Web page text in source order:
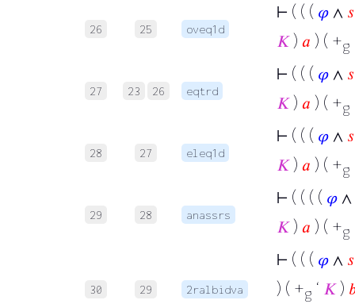
26 25 oveq1d
⊢ ( ( ( 𝜑 ∧ 𝑠
𝐾) 𝑎 ) ( +g
27 23 26 eqtrd
⊢ ( ( ( 𝜑 ∧ 𝑠
𝐾) 𝑎 ) ( +g
28 27 eleq1d
⊢ ( ( ( 𝜑 ∧ 𝑠
𝐾) 𝑎 ) ( +g
29 28 anassrs
⊢ ( ( ( ( 𝜑 ∧
𝐾) 𝑎 ) ( +g
30 29 2ralbidva
⊢ ( ( ( 𝜑 ∧ 𝑠
) ( +g ‘ 𝐾)